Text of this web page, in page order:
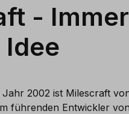
-
2002 ist Milescraft
führenden Entwickler